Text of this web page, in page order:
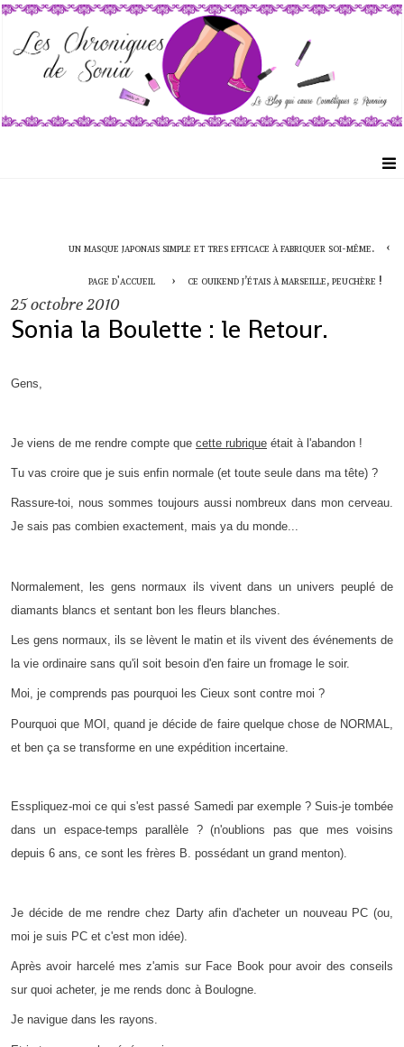
un masque japonais simple et tres efficace à fabriquer soi-même.
page d'accueil ce ouikend j’étais à marseille, peuchère !
25octobre 2010
Sonia la Boulette : le Retour.
Gens,
Je viens de me rendre compte que cette rubrique était à l'abandon !
Tu vas croire que je suis enfin normale (et toute seule dans ma tête) ?
Rassure-toi, nous sommes toujours aussi nombreux dans mon cerveau.
Je sais pas combien exactement, mais ya du monde...
Normalement, les gens normaux ils vivent dans un univers peuplé de
diamants blancs et sentant bon les fleurs blanches.
Les gens normaux, ils se lèvent le matin et ils vivent des événements de
la vie ordinaire sans qu'il soit besoin d'en faire un fromage le soir.
Moi, je comprends pas pourquoi les Cieux sont contre moi ?
Pourquoi que MOI, quand je décide de faire quelque chose de NORMAL,
et ben ça se transforme en une expédition incertaine.
Esspliquez-moi ce qui s'est passé Samedi par exemple ? Suis-je tombée
dans un espace-temps parallèle ? (n'oublions pas que mes voisins
depuis 6 ans, ce sont les frères B. possédant un grand menton).
Je décide de me rendre chez Darty afin d'acheter un nouveau PC (ou,
moi je suis PC et c'est mon idée).
Après avoir harcelé mes z'amis sur Face Book pour avoir des conseils
sur quoi acheter, je me rends donc à Boulogne.
Je navigue dans les rayons.